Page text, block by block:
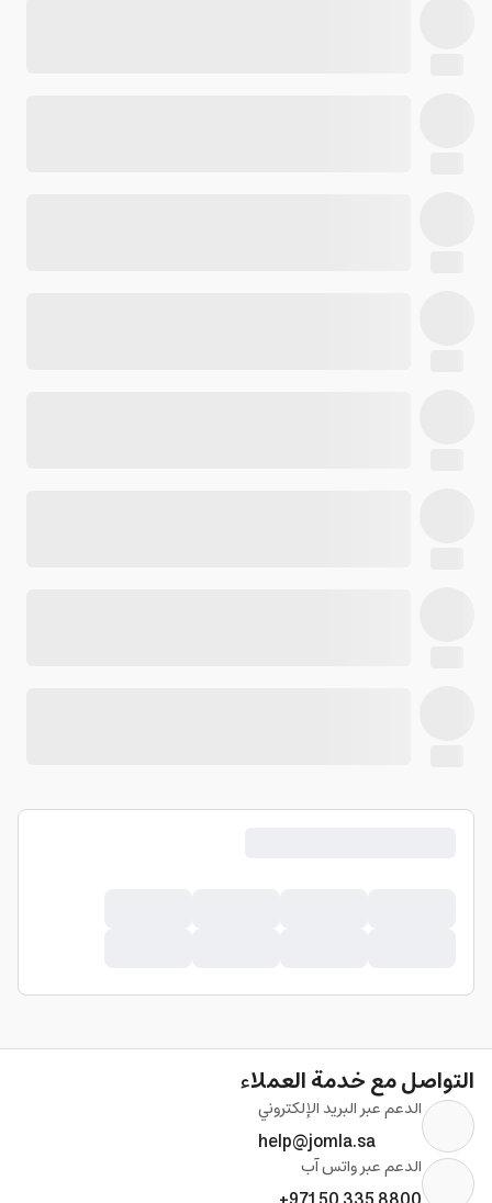
التواصل مع خدمة العملاء
الدعم عبر البريد الإلكتروني
help@jomla.sa
الدعم عبر واتس آب